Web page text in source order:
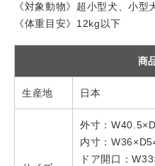
《対象動物》超小型犬、小型
《体重目安》12kg以下
商
生産地 日本
外寸：
内寸：
ドア開口：